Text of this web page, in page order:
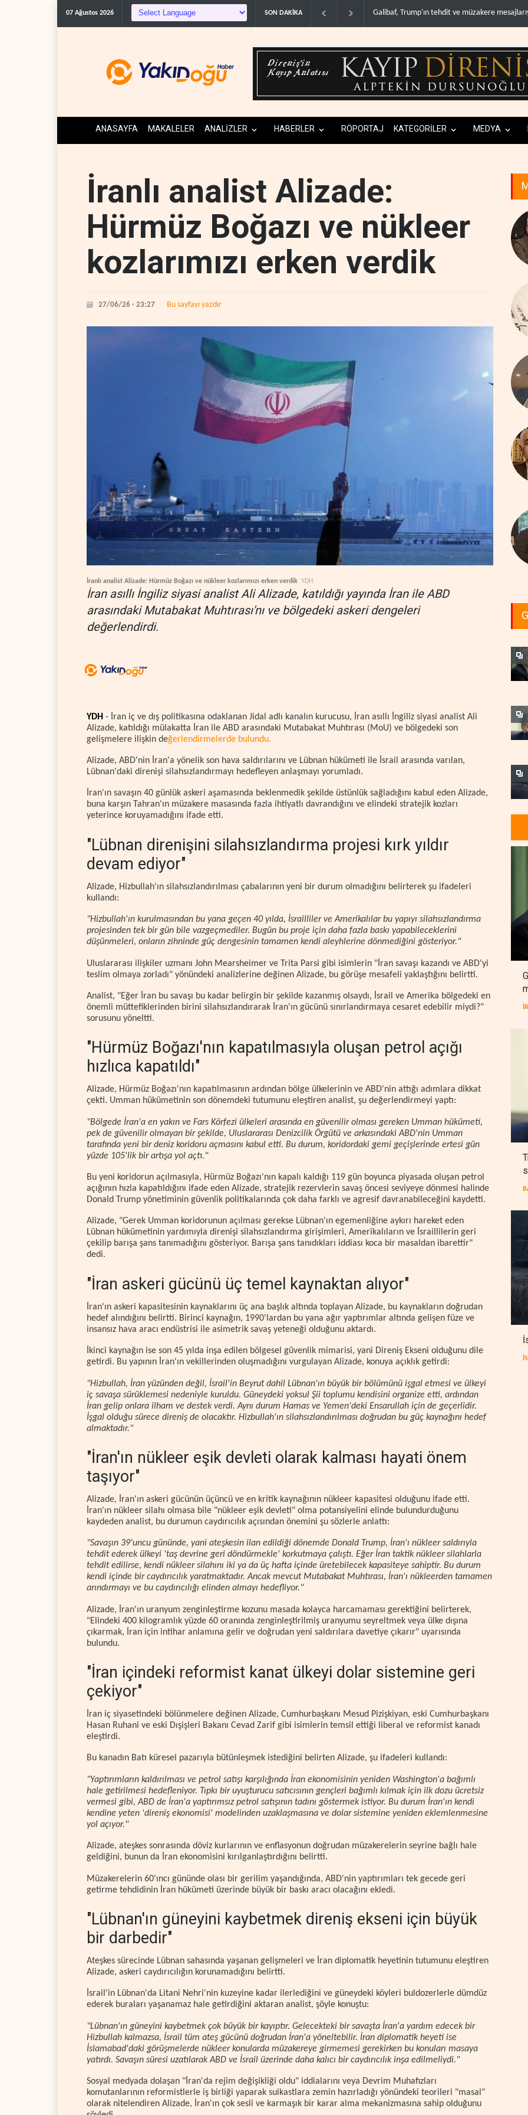
07 Ağustos 2026 SON DAKİKA Trump: İran savaşı yakında bitebilir, ABD
ANASAYFA MAKALELER ANALİZLER HABERLER RÖPORTAJ KATEGORİLER MEDYA
İranlı analist Alizade:
Hürmüz Boğazı ve nükleer
kozlarımızı erken verdik
27/06/26 - 23:27 Bu sayfayı yazdır
İranlı analist Alizade: Hürmüz Boğazı ve nükleer kozlarımızı erken verdik YDH
İran asıllı İngiliz siyasi analist Ali Alizade, katıldığı yayında İran ile ABD
arasındaki Mutabakat Muhtırası'nı ve bölgedeki askeri dengeleri
değerlendirdi.
YDH - İran iç ve dış politikasına odaklanan Jidal adlı kanalın kurucusu, İran asıllı İngiliz siyasi analist Ali
Alizade, katıldığı mülakatta İran ile ABD arasındaki Mutabakat Muhtırası (MoU) ve bölgedeki son
gelişmelere ilişkin değerlendirmelerde bulundu.
Alizade, ABD'nin İran'a yönelik son hava saldırılarını ve Lübnan hükümeti ile İsrail arasında varılan,
Lübnan'daki direnişi silahsızlandırmayı hedefleyen anlaşmayı yorumladı.
İran'ın savaşın 40 günlük askeri aşamasında beklenmedik şekilde üstünlük sağladığını kabul eden Alizade,
buna karşın Tahran'ın müzakere masasında fazla ihtiyatlı davrandığını ve elindeki stratejik kozları
yeterince koruyamadığını ifade etti.
"Lübnan direnişini silahsızlandırma projesi kırk yıldır
devam ediyor"
Alizade, Hizbullah'ın silahsızlandırılması çabalarının yeni bir durum olmadığını belirterek şu ifadeleri
kullandı:
"Hizbullah'ın kurulmasından bu yana geçen 40 yılda, İsrailliler ve Amerikalılar bu yapıyı silahsızlandırma
projesinden tek bir gün bile vazgeçmediler. Bugün bu proje için daha fazla baskı yapabileceklerini
düşünmeleri, onların zihninde güç dengesinin tamamen kendi aleyhlerine dönmediğini gösteriyor."
Uluslararası ilişkiler uzmanı John Mearsheimer ve Trita Parsi gibi isimlerin "İran savaşı kazandı ve ABD'yi
teslim olmaya zorladı" yönündeki analizlerine değinen Alizade, bu görüşe mesafeli yaklaştığını belirtti.
Analist, "Eğer İran bu savaşı bu kadar belirgin bir şekilde kazanmış olsaydı, İsrail ve Amerika bölgedeki en
önemli müttefiklerinden birini silahsızlandırarak İran'ın gücünü sınırlandırmaya cesaret edebilir miydi?"
sorusunu yöneltti.
"Hürmüz Boğazı'nın kapatılmasıyla oluşan petrol açığı
hızlıca kapatıldı"
Alizade, Hürmüz Boğazı'nın kapatılmasının ardından bölge ülkelerinin ve ABD'nin attığı adımlara dikkat
çekti. Umman hükümetinin son dönemdeki tutumunu eleştiren analist, şu değerlendirmeyi yaptı:
"Bölgede İran'a en yakın ve Fars Körfezi ülkeleri arasında en güvenilir olması gereken Umman hükümeti,
pek de güvenilir olmayan bir şekilde, Uluslararası Denizcilik Örgütü ve arkasındaki ABD'nin Umman
tarafında yeni bir deniz koridoru açmasını kabul etti. Bu durum, koridordaki gemi geçişlerinde ertesi gün
yüzde 105'lik bir artışa yol açtı."
Bu yeni koridorun açılmasıyla, Hürmüz Boğazı'nın kapalı kaldığı 119 gün boyunca piyasada oluşan petrol
açığının hızla kapatıldığını ifade eden Alizade, stratejik rezervlerin savaş öncesi seviyeye dönmesi halinde
Donald Trump yönetiminin güvenlik politikalarında çok daha farklı ve agresif davranabileceğini kaydetti.
Alizade, "Gerek Umman koridorunun açılması gerekse Lübnan'ın egemenliğine aykırı hareket eden
Lübnan hükümetinin yardımıyla direnişi silahsızlandırma girişimleri, Amerikalıların ve İsraillilerin geri
çekilip barışa şans tanımadığını gösteriyor. Barışa şans tanıdıkları iddiası koca bir masaldan ibarettir"
dedi.
"İran askeri gücünü üç temel kaynaktan alıyor"
İran'ın askeri kapasitesinin kaynaklarını üç ana başlık altında toplayan Alizade, bu kaynakların doğrudan
hedef alındığını belirtti. Birinci kaynağın, 1990'lardan bu yana ağır yaptırımlar altında gelişen füze ve
insansız hava aracı endüstrisi ile asimetrik savaş yeteneği olduğunu aktardı.
İkinci kaynağın ise son 45 yılda inşa edilen bölgesel güvenlik mimarisi, yani Direniş Ekseni olduğunu dile
getirdi. Bu yapının İran'ın vekillerinden oluşmadığını vurgulayan Alizade, konuya açıklık getirdi:
"Hizbullah, İran yüzünden değil, İsrail'in Beyrut dahil Lübnan'ın büyük bir bölümünü işgal etmesi ve ülkeyi
iç savaşa sürüklemesi nedeniyle kuruldu. Güneydeki yoksul Şii toplumu kendisini organize etti, ardından
İran gelip onlara ilham ve destek verdi. Aynı durum Hamas ve Yemen'deki Ensarullah için de geçerlidir.
İşgal olduğu sürece direniş de olacaktır. Hizbullah'ın silahsızlandırılması doğrudan bu güç kaynağını hedef
almaktadır."
"İran'ın nükleer eşik devleti olarak kalması hayati önem
taşıyor"
Alizade, İran'ın askeri gücünün üçüncü ve en kritik kaynağının nükleer kapasitesi olduğunu ifade etti.
İran'ın nükleer silahı olmasa bile "nükleer eşik devleti" olma potansiyelini elinde bulundurduğunu
kaydeden analist, bu durumun caydırıcılık açısından önemini şu sözlerle anlattı:
"Savaşın 39'uncu gününde, yani ateşkesin ilan edildiği dönemde Donald Trump, İran'ı nükleer saldırıyla
tehdit ederek ülkeyi 'taş devrine geri döndürmekle' korkutmaya çalıştı. Eğer İran taktik nükleer silahlarla
tehdit edilirse, kendi nükleer silahını iki ya da üç hafta içinde üretebilecek kapasiteye sahiptir. Bu durum
kendi içinde bir caydırıcılık yaratmaktadır. Ancak mevcut Mutabakat Muhtırası, İran'ı nükleerden tamamen
arındırmayı ve bu caydırıcılığı elinden almayı hedefliyor."
Alizade, İran'ın uranyum zenginleştirme kozunu masada kolayca harcamaması gerektiğini belirterek,
"Elindeki 400 kilogramlık yüzde 60 oranında zenginleştirilmiş uranyumu seyreltmek veya ülke dışına
çıkarmak, İran için intihar anlamına gelir ve doğrudan yeni saldırılara davetiye çıkarır" uyarısında
bulundu.
"İran içindeki reformist kanat ülkeyi dolar sistemine geri
çekiyor"
İran iç siyasetindeki bölünmelere değinen Alizade, Cumhurbaşkanı Mesud Pizişkiyan, eski Cumhurbaşkanı
Hasan Ruhani ve eski Dışişleri Bakanı Cevad Zarif gibi isimlerin temsil ettiği liberal ve reformist kanadı
eleştirdi.
Bu kanadın Batı küresel pazarıyla bütünleşmek istediğini belirten Alizade, şu ifadeleri kullandı:
"Yaptırımların kaldırılması ve petrol satışı karşılığında İran ekonomisinin yeniden Washington'a bağımlı
hale getirilmesi hedefleniyor. Tıpkı bir uyuşturucu satıcısının gençleri bağımlı kılmak için ilk dozu ücretsiz
vermesi gibi, ABD de İran'a yaptırımsız petrol satışının tadını göstermek istiyor. Bu durum İran'ın kendi
kendine yeten 'direniş ekonomisi' modelinden uzaklaşmasına ve dolar sistemine yeniden eklemlenmesine
yol açıyor."
Alizade, ateşkes sonrasında döviz kurlarının ve enflasyonun doğrudan müzakerelerin seyrine bağlı hale
geldiğini, bunun da İran ekonomisini kırılganlaştırdığını belirtti.
Müzakerelerin 60'ıncı gününde olası bir gerilim yaşandığında, ABD'nin yaptırımları tek gecede geri
getirme tehdidinin İran hükümeti üzerinde büyük bir baskı aracı olacağını ekledi.
"Lübnan'ın güneyini kaybetmek direniş ekseni için büyük
bir darbedir"
Ateşkes sürecinde Lübnan sahasında yaşanan gelişmeleri ve İran diplomatik heyetinin tutumunu eleştiren
Alizade, askeri caydırıcılığın korunamadığını belirtti.
İsrail'in Lübnan'da Litani Nehri'nin kuzeyine kadar ilerlediğini ve güneydeki köyleri buldozerlerle dümdüz
ederek buraları yaşanamaz hale getirdiğini aktaran analist, şöyle konuştu:
"Lübnan'ın güneyini kaybetmek çok büyük bir kayıptır. Gelecekteki bir savaşta İran'a yardım edecek bir
Hizbullah kalmazsa, İsrail tüm ateş gücünü doğrudan İran'a yöneltebilir. İran diplomatik heyeti ise
İslamabad'daki görüşmelerde nükleer konularda müzakereye girmemesi gerekirken bu konuları masaya
yatırdı. Savaşın süresi uzatılarak ABD ve İsrail üzerinde daha kalıcı bir caydırıcılık inşa edilmeliydi."
Sosyal medyada dolaşan "İran'da rejim değişikliği oldu" iddialarını veya Devrim Muhafızları
komutanlarının reformistlerle iş birliği yaparak suikastlara zemin hazırladığı yönündeki teorileri "masal"
olarak nitelendiren Alizade, İran'ın çok sesli ve karmaşık bir karar alma mekanizmasına sahip olduğunu